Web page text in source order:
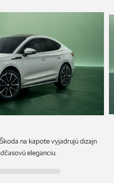
na kapote vyjadrujú dizajn
eleganciu.